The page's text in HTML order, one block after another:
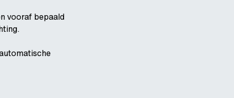
vooraf bepaald